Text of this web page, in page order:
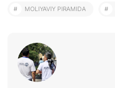
# MOLIYAVIY PIRAMIDA #